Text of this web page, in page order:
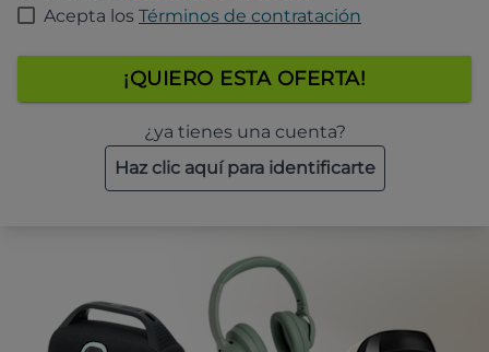
Acepta los Términos de contratación
¡QUIERO ESTA OFERTA!
¿ya tienes una cuenta?
Haz clic aquí para identificarte